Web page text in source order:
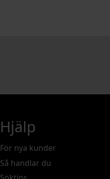
Hjälp
För nya kunder
Så handlar du